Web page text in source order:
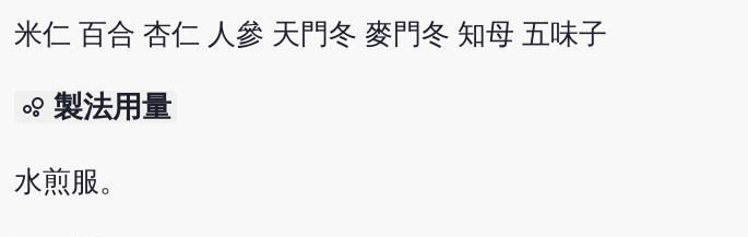
米仁 百合 杏仁 人參 天門冬 麥門冬 知母 五味子
bubble_chart 製法用量
水煎服。